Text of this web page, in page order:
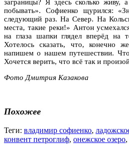
заграницы? Я здесь сколько
побывать». Софиенко щурился:
следующий раз. На Север. На
места, такие реки!» Антон
на глаза шапки глядел вперёд на
Хотелось сказать, что, конечно
напишем о нашем путешествии.
Хочется верить, что всё так и
Фото Дмитрия Казакова
Похожее
Теги: владимир софиенко,
конвент петроглиф, онежское озеро,